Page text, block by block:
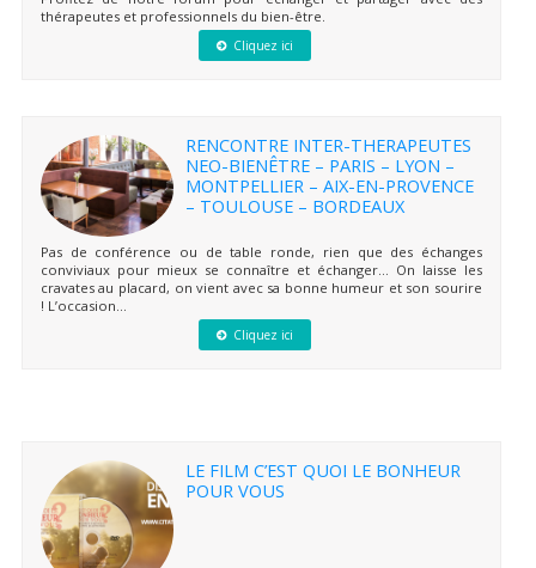
thérapeutes et professionnels du bien-être.
Cliquez ici
RENCONTRE INTER-THERAPEUTES
NEO-BIENÊTRE – PARIS – LYON –
MONTPELLIER – AIX-EN-PROVENCE
– TOULOUSE – BORDEAUX
Pas de conférence ou de table ronde, rien que des échanges
conviviaux pour mieux se connaître et échanger… On laisse les
cravates au placard, on vient avec sa bonne humeur et son sourire
! L’occasion...
Cliquez ici
LE FILM C’EST QUOI LE BONHEUR
POUR VOUS